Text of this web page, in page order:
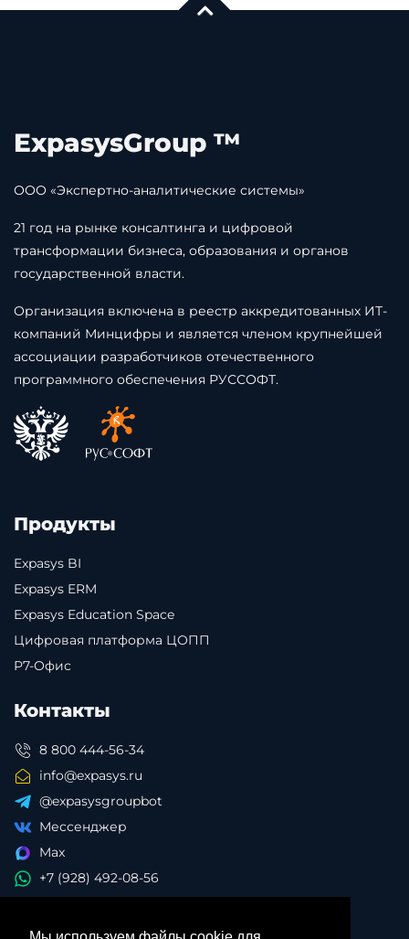
ExpasysGroup ™
ООО «Экспертно-аналитические системы»
21 год на рынке консалтинга и цифровой
трансформации бизнеса, образования и органов
государственной власти.
Организация включена в реестр аккредитованных ИТ-
компаний Минцифры и является членом крупнейшей
ассоциации разработчиков отечественного
программного обеспечения РУССОФТ.
Продукты
Expasys BI
Expasys ERM
Expasys Education Space
Цифровая платформа ЦОПП
Р7-Офис
Контакты
8 800 444-56-34
info@expasys.ru
@expasysgroupbot
Мессенджер
Max
+7 (928) 492-08-56